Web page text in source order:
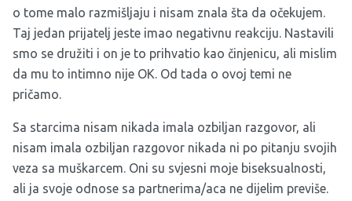
o tome malo razmišljaju i nisam znala šta da očekujem.
Taj jedan prijatelj jeste imao negativnu reakciju. Nastavili
smo se družiti i on je to prihvatio kao činjenicu, ali mislim
da mu to intimno nije OK. Od tada o ovoj temi ne
pričamo.
Sa starcima nisam nikada imala ozbiljan razgovor, ali
nisam imala ozbiljan razgovor nikada ni po pitanju svojih
veza sa muškarcem. Oni su svjesni moje biseksualnosti,
ali ja svoje odnose sa partnerima/aca ne dijelim previše.